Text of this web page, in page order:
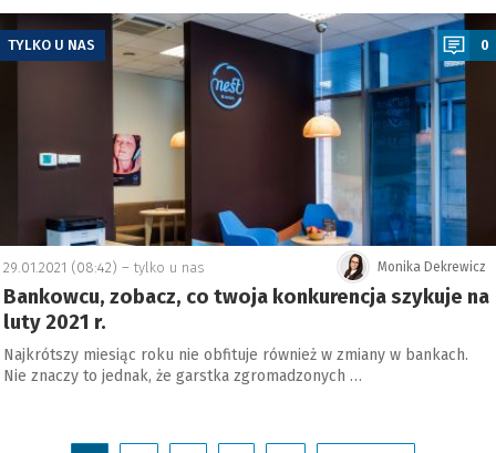
TYLKO U NAS 0
Monika Dekrewicz
29.01.2021 (08:42) – tylko u nas
Bankowcu, zobacz, co twoja konkurencja szykuje na
luty 2021 r.
Najkrótszy miesiąc roku nie obfituje również w zmiany w bankach.
Nie znaczy to jednak, że garstka zgromadzonych …